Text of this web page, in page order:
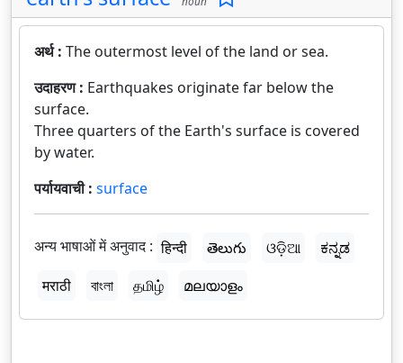
अर्थ : The outermost level of the land or sea.
उदाहरण : Earthquakes originate far below the
surface.
Three quarters of the Earth's surface is covered
by water.
पर्यायवाची : surface
अन्य भाषाओं में अनुवाद : हिन्दी తెలుగు ଓଡ଼ିଆ
ಕನ್ನಡ
मराठी
বাংলা தமிழ் മലയാളം